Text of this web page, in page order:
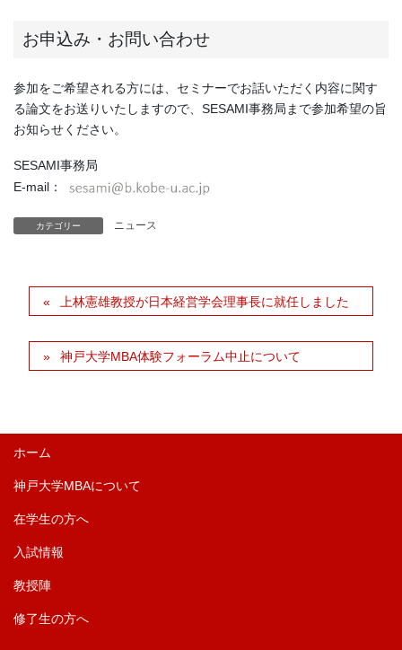
お申込み・お問い合わせ
参加をご希望される方には、セミナーでお話いただく内容に関す
る論文をお送りいたしますので、SESAMI事務局まで参加希望の旨
お知らせください。
SESAMI事務局
E-mail：
カテゴリー ニュース
上林憲雄教授が日本経営学会理事長に就任しました
神戸大学MBA体験フォーラム中止について
ホーム
神戸大学MBAについて
在学生の方へ
入試情報
教授陣
修了生の方へ